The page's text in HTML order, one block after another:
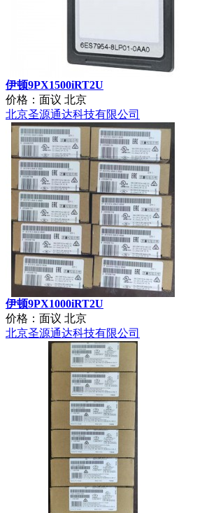
碳纤维辊-锂电池极片辊
河北沧州市
河北盛仕铭新材料有限公司
伊顿9PX1500iRT2U
价格：面议 北京
北京圣源通达科技有限公司
伊顿9PX1000iRT2U
价格：面议
北京
北京圣源通达科技有限公司